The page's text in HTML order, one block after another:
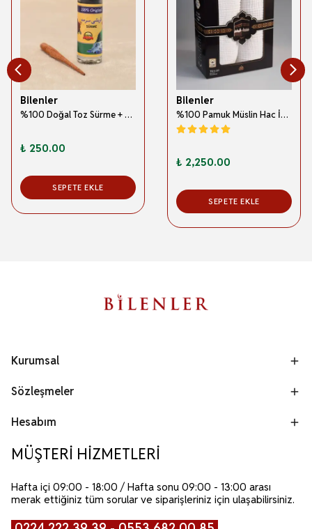
Bilenler
%100 Doğal Toz Sürme + Ahşap Sürme Çubuğu | Geleneksel ve Orijinal Göz Sürmesi
₺ 250.00
SEPETE EKLE
Bilenler
%100 Pamuk Müslin Hac İhramı – Hafif; Dikişsiz ve Antibakteriyel
₺ 2,250.00
SEPETE EKLE
Kurumsal
Sözleşmeler
Hesabım
MÜŞTERİ HİZMETLERİ
Hafta içi 09:00 - 18:00 / Hafta sonu 09:00 - 13:00 arası
merak ettiğiniz tüm sorular ve siparişleriniz için ulaşabilirsiniz.